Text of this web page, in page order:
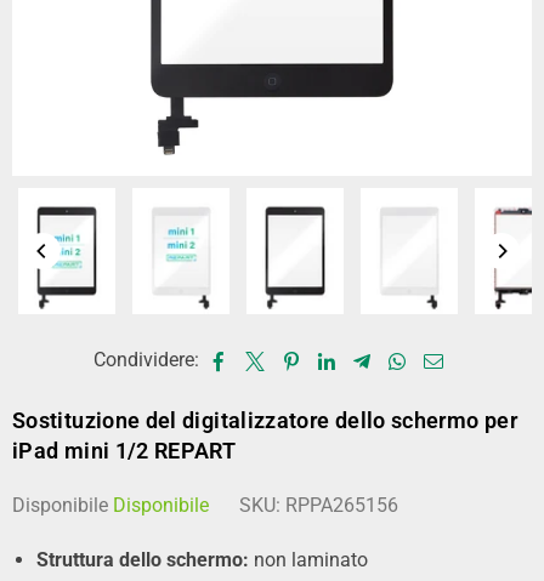
Condividere:
Sostituzione del digitalizzatore dello schermo per
iPad mini 1/2 REPART
Disponibile Disponibile SKU: RPPA265156
Struttura dello schermo: non laminato